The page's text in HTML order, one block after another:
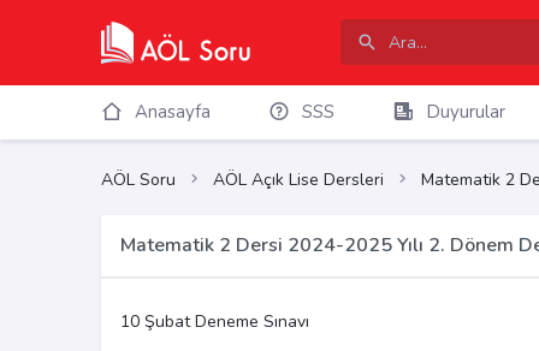
Anasayfa SSS Duyurular
AÖL Soru AÖL Açık Lise Dersleri Matematik 2
Matematik 2 Dersi 2024-2025 Yılı 2. Dönem
10 Şubat Deneme Sınavı